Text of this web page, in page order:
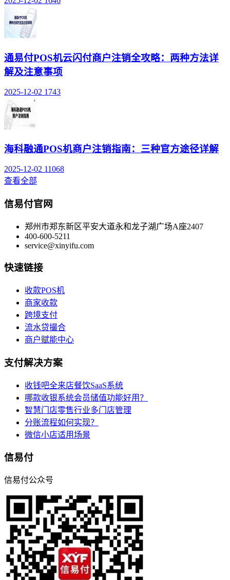
通易付POS机云闪付商户注销全攻略：两种方法详
解及注意事项
2025-12-02 1743
海科融通POS机商户注销指南：三种官方途径详解
2025-12-02 11068
查看全部
信易付官网
郑州市郑东新区平安大道永和龙子湖广场A座2407
400-600-5211
service@xinyifu.com
快速链接
收款POS机
商家收款
跨境支付
流水贷撮合
商户赋能中心
支付解决方案
收钱吧全来店餐饮SaaS系统
哪款收银系统会员储值功能好用？
智慧门店零售行业多门店管理
分账流程如何实现？
微信小店适用场景
信易付
信易付公众号